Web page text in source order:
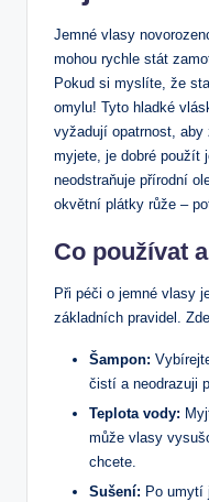
Jemné vlasy
mohou rychle stát
Pokud si myslíte, že
omylu! Tyto hladké
vyžadují opatrnost,
myjete, je dobré použít
neodstraňuje přírodní
okvětní plátky růže –
Co používat
Při péči o jemné vlasy
základních pravidel.
Šampon:
čistí a neodrazuji
Teplota vody:
může vlasy
chcete.
Sušení: Po umytí